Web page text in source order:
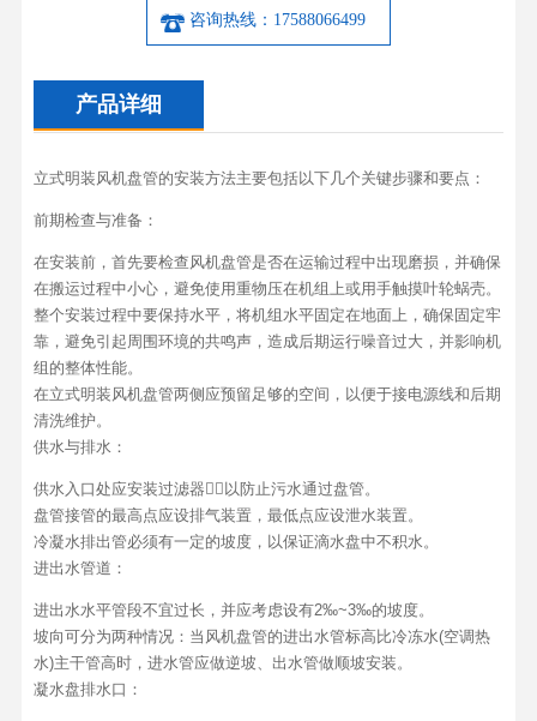
咨询热线：17588066499
产品详细
立式明装风机盘管的安装方法主要包括以下几个关键步骤和要点：
前期检查与准备：
在安装前，首先要检查风机盘管是否在运输过程中出现磨损，并确保
在搬运过程中小心，避免使用重物压在机组上或用手触摸叶轮蜗壳。
整个安装过程中要保持水平，将机组水平固定在地面上，确保固定牢
靠，避免引起周围环境的共鸣声，造成后期运行噪音过大，并影响机
组的整体性能。
在立式明装风机盘管两侧应预留足够的空间，以便于接电源线和后期
清洗维护。
供水与排水：
供水入口处应安装过滤器，以防止污水通过盘管。
盘管接管的最高点应设排气装置，最低点应设泄水装置。
冷凝水排出管必须有一定的坡度，以保证滴水盘中不积水。
进出水管道：
进出水水平管段不宜过长，并应考虑设有2‰~3‰的坡度。
坡向可分为两种情况：当风机盘管的进出水管标高比冷冻水(空调热
水)主干管高时，进水管应做逆坡、出水管做顺坡安装。
凝水盘排水口：